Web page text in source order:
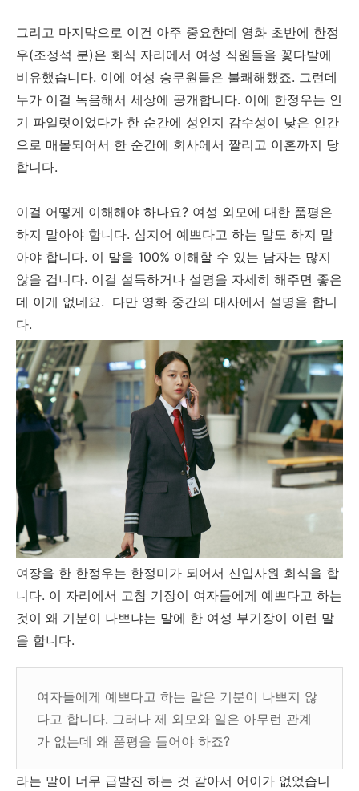
그리고 마지막으로 이건 아주 중요한데 영화 초반에 한정
우(조정석 분)은 회식 자리에서 여성 직원들을 꽃다발에
비유했습니다. 이에 여성 승무원들은 불쾌해했죠. 그런데
누가 이걸 녹음해서 세상에 공개합니다. 이에 한정우는 인
기 파일럿이었다가 한 순간에 성인지 감수성이 낮은 인간
으로 매몰되어서 한 순간에 회사에서 짤리고 이혼까지 당
합니다.
이걸 어떻게 이해해야 하나요? 여성 외모에 대한 품평은
하지 말아야 합니다. 심지어 예쁘다고 하는 말도 하지 말
아야 합니다. 이 말을 100% 이해할 수 있는 남자는 많지
않을 겁니다. 이걸 설득하거나 설명을 자세히 해주면 좋은
데 이게 없네요. 다만 영화 중간의 대사에서 설명을 합니
다.
여장을 한 한정우는 한정미가 되어서 신입사원 회식을 합
니다. 이 자리에서 고참 기장이 여자들에게 예쁘다고 하는
것이 왜 기분이 나쁘냐는 말에 한 여성 부기장이 이런 말
을 합니다.
여자들에게 예쁘다고 하는 말은 기분이 나쁘지 않
다고 합니다. 그러나 제 외모와 일은 아무런 관계
가 없는데 왜 품평을 들어야 하죠?
라는 말이 너무 급발진 하는 것 같아서 어이가 없었습니